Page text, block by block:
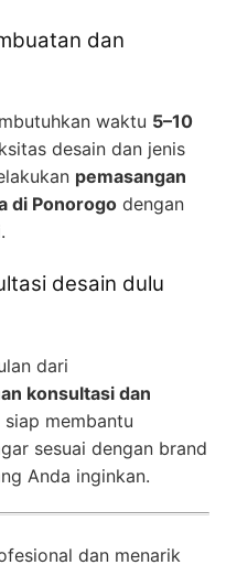
dan
waktu 5–10
desain dan jenis
pemasangan
di Ponorogo dengan
desain dulu
dari
konsultasi dan
membantu
sesuai dengan brand
Anda inginkan.
dan menarik